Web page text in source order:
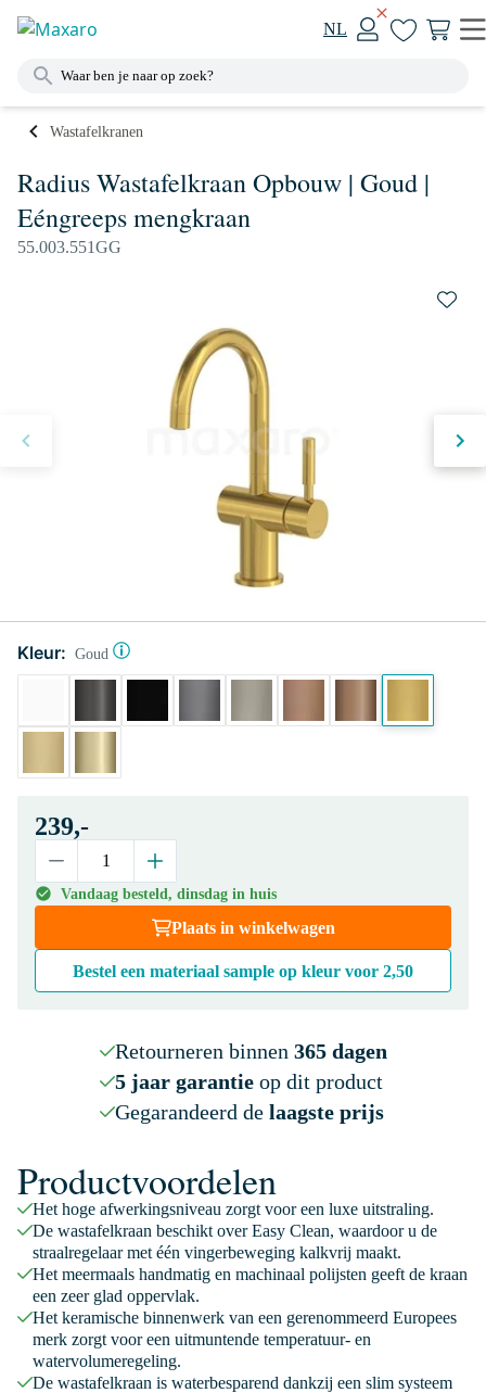
NL
Wastafelkranen
Radius Wastafelkraan Opbouw | Goud |
Eéngreeps mengkraan
55.003.551GG
Kleur: Goud
239,-
Vandaag besteld, dinsdag in huis
Plaats in winkelwagen
Bestel een materiaal sample op kleur voor 2,50
Retourneren binnen 365 dagen
5 jaar garantieop dit product
Gegarandeerd de laagste prijs
Productvoordelen
Het hoge afwerkingsniveau zorgt voor een luxe uitstraling.
De wastafelkraan beschikt over Easy Clean, waardoor u de
straalregelaar met één vingerbeweging kalkvrij maakt.
Het meermaals handmatig en machinaal polijsten geeft de kraan
een zeer glad oppervlak.
Het keramische binnenwerk van een gerenommeerd Europees
merk zorgt voor een uitmuntende temperatuur- en
watervolumeregeling.
De wastafelkraan is waterbesparend dankzij een slim systeem